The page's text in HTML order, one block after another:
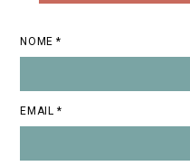
NOME *
EMAIL *